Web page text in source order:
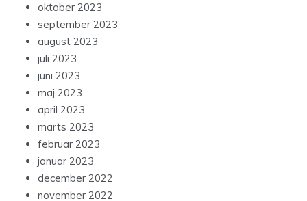
oktober 2023
september 2023
august 2023
juli 2023
juni 2023
maj 2023
april 2023
marts 2023
februar 2023
januar 2023
december 2022
november 2022